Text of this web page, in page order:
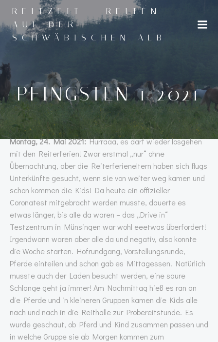
Inhalt
REITZEIT - REITEN
AUF DER
SCHWÄBISCHEN ALB
PFINGSTEN 1 2021
Montag, 24. Mai 2021:Hurraaa, es darf wieder losgehen
mit den Reiterferien! Zwar erstmal „nur“ ohne
Übernachtung, aber die Reiterferieneltern haben sich flugs
Unterkünfte gesucht, wenn sie von weiter weg kamen und
schon kommen die Kids! Da heute ein offizieller
Coronatest mitgebracht werden musste, dauerte es
etwas länger, bis alle da waren – das „Drive in“
Testzentrum in Münsingen war wohl eeetwas überfordert!
Irgendwann waren aber alle da und negativ, also konnte
die Woche starten. Hofrundgang, Vorstellungsrunde,
Pferde einteilen und schon gab es Mittagessen. Natürlich
musste auch der Laden besucht werden, eine saure
Schlange geht ja immer! Am Nachmittag hieß es ran an
die Pferde und in kleineren Gruppen kamen die Kids alle
nach und nach in die Reithalle zur Probereitstunde. Es
wurde geschaut, ob Pferd und Kind zusammen passen und
in welche Gruppe sie ab Morgen kommen zum